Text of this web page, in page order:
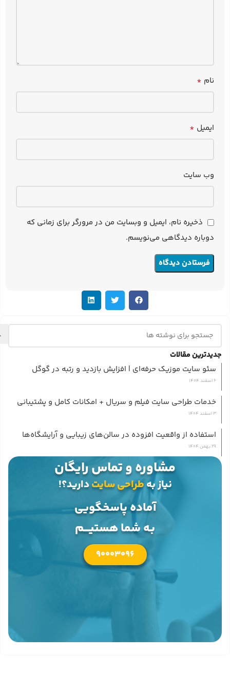
نام *
ایمیل *
وب‌ سایت
ذخیره نام، ایمیل و وبسایت من در مرورگر برای زمانی که
دوباره دیدگاهی می‌نویسم.
جدیدترین مقالات
سئو سایت موزیک حرفه‌ای | افزایش بازدید و رتبه در گوگل
6 اسفند 1404
خدمات طراحی سایت فیلم و سریال + امکانات کامل و پشتیبانی
3 اسفند 1404
استفاده از واقعیت افزوده در سالن‌های زیبایی و آرایشگاه‌ها
29 بهمن 1404
مشاوره و تماس رایگان
نیاز بهطراحی سایتدارید؟!
آماده پاسخگویی
بـه شما هستیــــم
90003096